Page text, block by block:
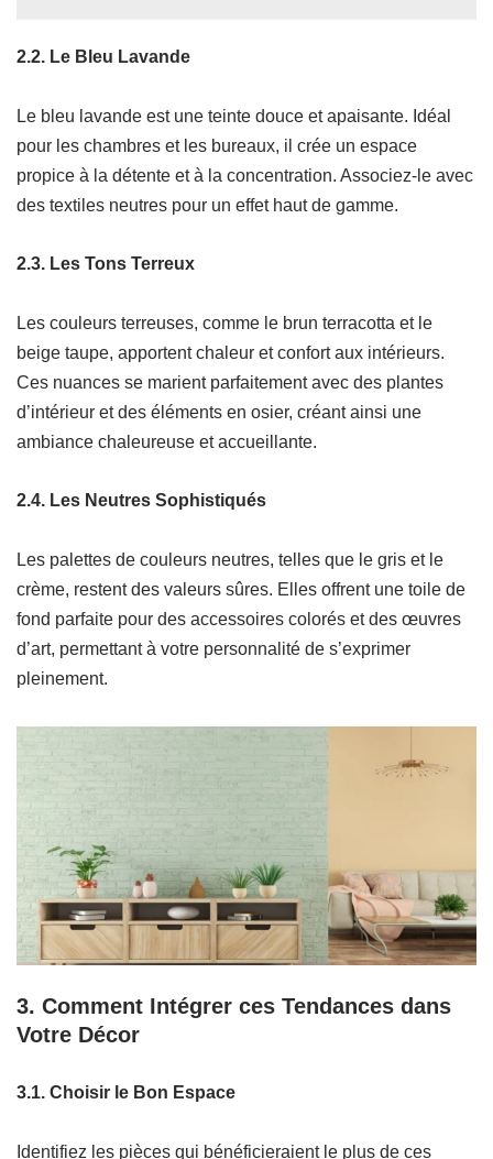
2.2. Le Bleu Lavande
Le bleu lavande est une teinte douce et apaisante. Idéal
pour les chambres et les bureaux, il crée un espace
propice à la détente et à la concentration. Associez-le avec
des textiles neutres pour un effet haut de gamme.
2.3. Les Tons Terreux
Les couleurs terreuses, comme le brun terracotta et le
beige taupe, apportent chaleur et confort aux intérieurs.
Ces nuances se marient parfaitement avec des plantes
d’intérieur et des éléments en osier, créant ainsi une
ambiance chaleureuse et accueillante.
2.4. Les Neutres Sophistiqués
Les palettes de couleurs neutres, telles que le gris et le
crème, restent des valeurs sûres. Elles offrent une toile de
fond parfaite pour des accessoires colorés et des œuvres
d’art, permettant à votre personnalité de s’exprimer
pleinement.
3. Comment Intégrer ces Tendances dans
Votre Décor
3.1. Choisir le Bon Espace
Identifiez les pièces qui bénéficieraient le plus de ces